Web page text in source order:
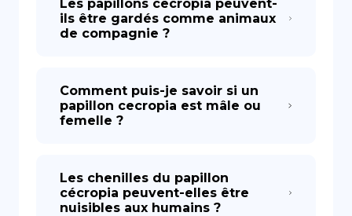
Les papillons cecropia peuvent-
ils être gardés comme animaux
de compagnie ?
Comment puis-je savoir si un
papillon cecropia est mâle ou
femelle ?
Les chenilles du papillon
cécropia peuvent-elles être
nuisibles aux humains ?